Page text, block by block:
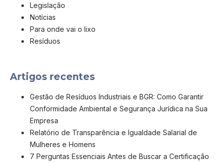
Legislação
Notícias
Para onde vai o lixo
Resíduos
Artigos recentes
Gestão de Resíduos Industriais e BGR: Como Garantir
Conformidade Ambiental e Segurança Jurídica na Sua
Empresa
Relatório de Transparência e Igualdade Salarial de
Mulheres e Homens
7 Perguntas Essenciais Antes de Buscar a Certificação